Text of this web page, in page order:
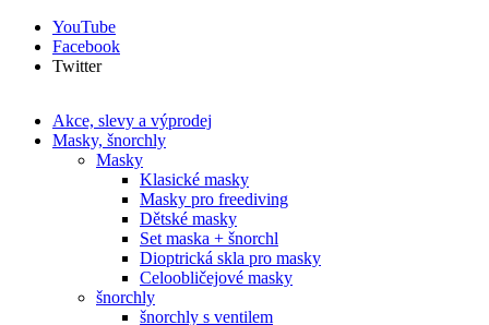
YouTube
Facebook
Twitter
Akce, slevy a výprodej
Masky, šnorchly
Masky
Klasické masky
Masky pro freediving
Dětské masky
Set maska + šnorchl
Dioptrická skla pro masky
Celoobličejové masky
šnorchly
šnorchly s ventilem